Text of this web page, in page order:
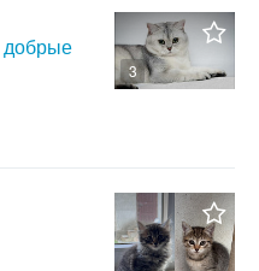
3
добрые